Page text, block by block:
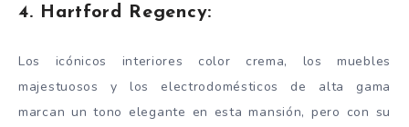
4. Hartford Regency:
Los icónicos interiores color crema, los muebles
majestuosos y los electrodomésticos de alta gama
marcan un tono elegante en esta mansión, pero con su